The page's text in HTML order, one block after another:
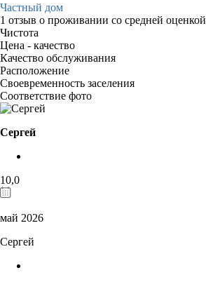
Частный дом
1 отзыв о проживании со средней оценкой
Чистота
Цена - качество
Качество обслуживания
Расположение
Своевременность заселения
Соответствие фото
Сергей
10,0
май 2026
Сергей